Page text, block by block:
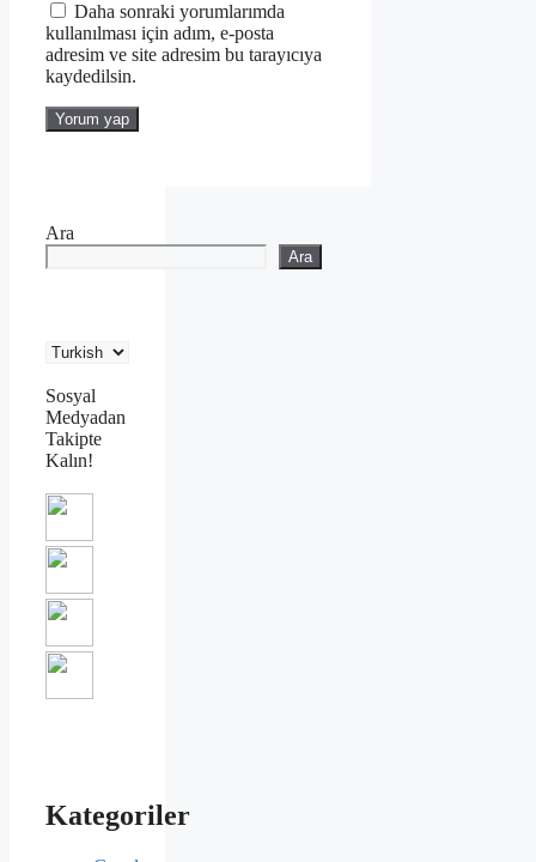
Daha sonraki yorumlarımda
kullanılması için adım, e-posta
adresim ve site adresim bu tarayıcıya
kaydedilsin.
Ara
Ara
Sosyal
Medyadan
Takipte
Kalın!
Kategoriler